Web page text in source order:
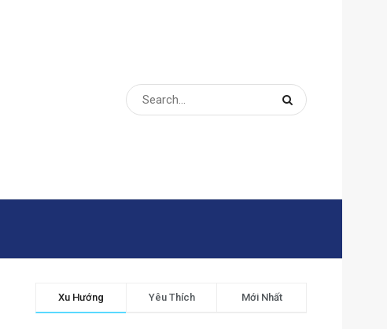
Xu Hướng Yêu Thích Mới Nhất